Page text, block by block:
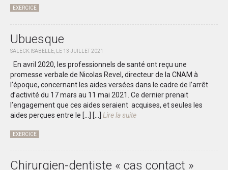
EXERCICE
Ubuesque
SALECK.ISABELLE, LE 13 JUILLET 2021
En avril 2020, les professionnels de santé ont reçu une
promesse verbale de Nicolas Revel, directeur de la CNAM à
l’époque, concernant les aides versées dans le cadre de l’arrêt
d’activité du 17 mars au 11 mai 2021. Ce dernier prenait
l’engagement que ces aides seraient acquises, et seules les
aides perçues entre le […]
[...] Lire la suite
EXERCICE
Chirurgien-dentiste « cas contact »